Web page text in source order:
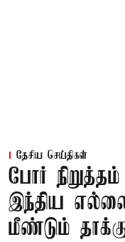
தேசிய செய்திகள்
போர்
இந்திய
மீண்டும்